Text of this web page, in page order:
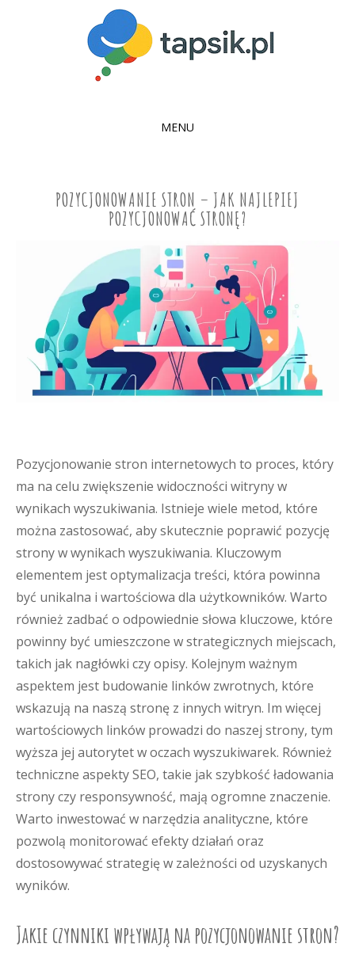
MENU
CONTENTPOZYCJONOWANIE STRON – JAK NAJLEPIEJ
POZYCJONOWAĆ STRONĘ?
Pozycjonowanie stron internetowych to proces, który
ma na celu zwiększenie widoczności witryny w
wynikach wyszukiwania. Istnieje wiele metod, które
można zastosować, aby skutecznie poprawić pozycję
strony w wynikach wyszukiwania. Kluczowym
elementem jest optymalizacja treści, która powinna
być unikalna i wartościowa dla użytkowników. Warto
również zadbać o odpowiednie słowa kluczowe, które
powinny być umieszczone w strategicznych miejscach,
takich jak nagłówki czy opisy. Kolejnym ważnym
aspektem jest budowanie linków zwrotnych, które
wskazują na naszą stronę z innych witryn. Im więcej
wartościowych linków prowadzi do naszej strony, tym
wyższa jej autorytet w oczach wyszukiwarek. Również
techniczne aspekty SEO, takie jak szybkość ładowania
strony czy responsywność, mają ogromne znaczenie.
Warto inwestować w narzędzia analityczne, które
pozwolą monitorować efekty działań oraz
dostosowywać strategię w zależności od uzyskanych
wyników.
Jakie czynniki wpływają na pozycjonowanie stron?